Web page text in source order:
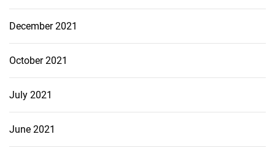
December 2021
October 2021
July 2021
June 2021